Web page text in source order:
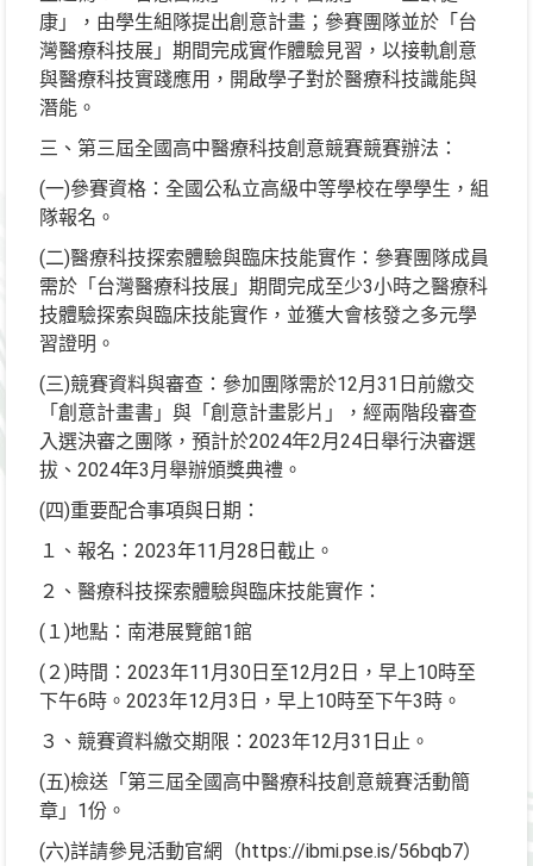
康」，由學生組隊提出創意計畫；參賽團隊並於「台
灣醫療科技展」期間完成實作體驗見習，以接軌創意
與醫療科技實踐應用，開啟學子對於醫療科技識能與
潛能。
三、第三屆全國高中醫療科技創意競賽競賽辦法：
(一)參賽資格：全國公私立高級中等學校在學學生，組
隊報名。
(二)醫療科技探索體驗與臨床技能實作：參賽團隊成員
需於「台灣醫療科技展」期間完成至少3小時之醫療科
技體驗探索與臨床技能實作，並獲大會核發之多元學
習證明。
(三)競賽資料與審查：參加團隊需於12月31日前繳交
「創意計畫書」與「創意計畫影片」，經兩階段審查
入選決審之團隊，預計於2024年2月24日舉行決審選
拔、2024年3月舉辦頒獎典禮。
(四)重要配合事項與日期：
１、報名：2023年11月28日截止。
２、醫療科技探索體驗與臨床技能實作：
(１)地點：南港展覽館1館
(２)時間：2023年11月30日至12月2日，早上10時至
下午6時。2023年12月3日，早上10時至下午3時。
３、競賽資料繳交期限：2023年12月31日止。
(五)檢送「第三屆全國高中醫療科技創意競賽活動簡
章」1份。
(六)詳請參見活動官網（https://ibmi.pse.is/56bqb7）